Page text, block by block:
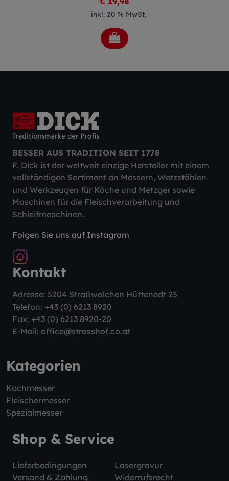
inkl. 20 % MwSt.
BESSER AUS TRADITION SEIT 1778
F. Dick ist der weltweit einzige Hersteller mit einem
vollständigen Sortiment an Messern, Wetzstählen
und Werkzeugen für Köche und Metzger sowie
Maschinen für die Fleischverarbeitung und
Schleifmaschinen.
Folgen Sie uns auf Instagram
Kontakt
Adresse: 5204 Straßwalchen Hüttenedt 23
Telefon: +43 (0) 6213 8920
Fax: +43 (0) 6213 8920-20
E-Mail: office@strasshof.co.at
Kategorien
Kochmesser
Fleischermesser
Spezialmesser
Shop & Service
Lieferbedingungen
Lasergravur
Versand & Zahlung
Widerrufsrecht